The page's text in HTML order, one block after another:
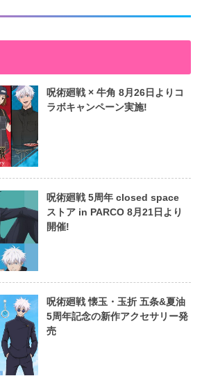
呪術廻戦 × 牛角 8月26日よりコ
ラボキャンペーン実施!
呪術廻戦 5周年 closed space
ストア in PARCO 8月21日より
開催!
呪術廻戦 懐玉・玉折 五条&夏油
5周年記念の新作アクセサリー発
売